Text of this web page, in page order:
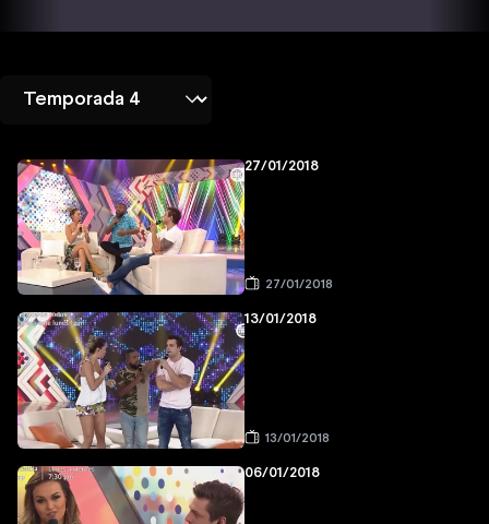
27/01/2018
27/01/2018
13/01/2018
13/01/2018
06/01/2018